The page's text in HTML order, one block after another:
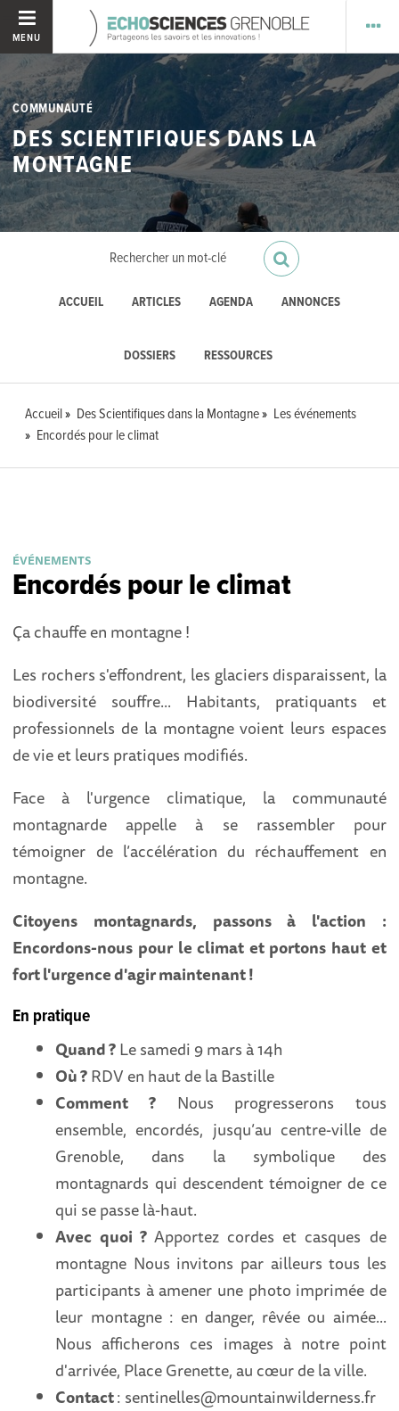
MENU
COMMUNAUTÉ
DES SCIENTIFIQUES DANS LA
MONTAGNE
ACCUEIL ARTICLES AGENDA ANNONCES
DOSSIERS RESSOURCES
Accueil Des Scientifiques dans la Montagne
Les événements
Encordés pour le climat
ÉVÉNEMENTS
Encordés pour le climat
Ça chauffe en montagne !
Les rochers s'effondrent, les glaciers disparaissent, la
biodiversité souffre... Habitants, pratiquants et
professionnels de la montagne voient leurs espaces
de vie et leurs pratiques modifiés.
Face à l'urgence climatique, la communauté
montagnarde appelle à se rassembler pour
témoigner de l’accélération du réchauffement en
montagne.
Citoyens montagnards, passons à l'action :
Encordons-nous pour le climat et portons haut et
fort l'urgence d'agir maintenant !
En pratique
Quand ?Le samedi 9 mars à 14h
Où ?RDV en haut de la Bastille
Comment ?Nous progresserons tous
ensemble, encordés, jusqu’au centre-ville de
Grenoble, dans la symbolique des
montagnards qui descendent témoigner de ce
qui se passe là-haut.
Avec quoi ? Apportez cordes et casques de
montagne Nous invitons par ailleurs tous les
participants à amener une photo imprimée de
leur montagne : en danger, rêvée ou aimée...
Nous afficherons ces images à notre point
d'arrivée, Place Grenette, au cœur de la ville.
Contact: sentinelles@mountainwilderness.fr